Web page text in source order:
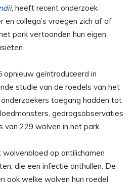
, heeft recent onderzoek
en collega’s vroegen zich af of
park vertoonden hun eigen
geïntroduceerd in
studie van de roedels van het
toegang hadden tot
gedragsobservaties
van 229 wolven in het park.
op antilichamen
die een infectie onthullen. De
ook welke wolven hun roedel